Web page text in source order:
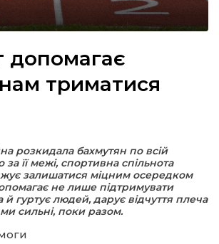
допомагає
триматися
розкидала бахмутян по всій
за її межі, спортивна спільнота
залишатися міцним осередком
не лише підтримувати
гуртує людей, дарує відчуття плеча
сильні, поки разом.